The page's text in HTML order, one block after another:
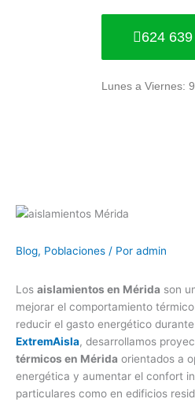
624
Lunes a Viernes:
Blog, Poblaciones / Por admin
Los aislamientos en Mérida son
mejorar el comportamiento
reducir el gasto energético
ExtremAisla, desarrollamos
térmicos en Mérida orientados a
energética y aumentar el confort
particulares como en edificios